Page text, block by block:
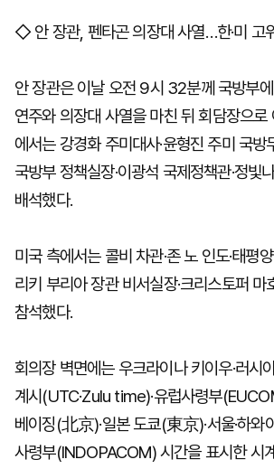
◇ 안 장관, 펜타곤 의장대 사열…한·미 고
안 장관은 이날 오전 9시 32분께 국방부
연주와 의장대 사열을 마친 뒤 회담장으로
에서는 강경화 주미대사·윤형진 주미 국방
국방부 정책실장·이광석 국제정책관·정빛
배석했다.
미국 측에서는 콜비 차관·존 노 인도·태평
리키 부리아 장관 비서실장·크리스토퍼 마
참석했다.
회의장 벽면에는 우크라이나 키이우·러시
계시(UTC·Zulu time)·유럽사령부
베이징(北京)·일본 도쿄(東京)·서울·하와
사령부(INDOPACOM) 시간을 표시한 시